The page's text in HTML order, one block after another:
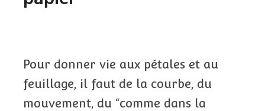
Pour donner vie aux pétales et au
feuillage, il faut de la courbe, du
mouvement, du “comme dans la